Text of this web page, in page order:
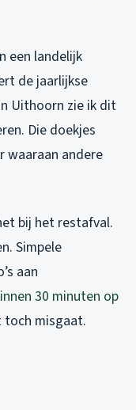
een landelijk
de jaarlijkse
Uithoorn zie ik dit
Die doekjes
waaraan andere
bij het restafval.
Simpele
aan
30 minuten op
toch misgaat.